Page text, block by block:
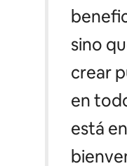
sino
crear
en
está